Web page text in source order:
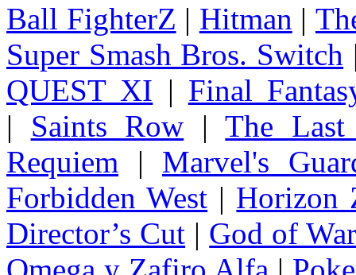
Ball FighterZ | Hitman |
Super Smash Bros. Switch
QUEST XI | Final
| Saints Row |The
Requiem | Marvel's
Forbidden West | Horizon
Director’s Cut | God of